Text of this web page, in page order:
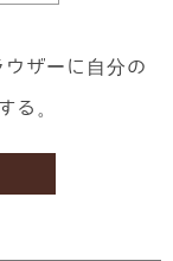
ザーに自分の
る。